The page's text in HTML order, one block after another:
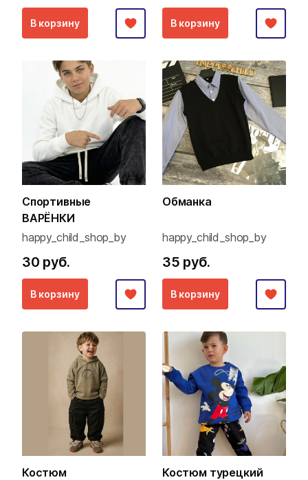
В корзину В корзину
Спортивные
ВАРЁНКИ
happy_child_shop_by
30 руб.
В корзину
Обманка
happy_child_shop_by
35 руб.
В корзину
Костюм
Костюм турецкий